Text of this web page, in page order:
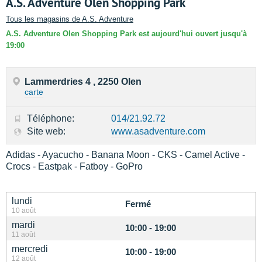
Tous les magasins de A.S. Adventure
A.S. Adventure Olen Shopping Park est aujourd'hui ouvert jusqu'à
19:00
lundi
10 août
Fermé
mardi
11 août
10:00 - 19:00
mercredi
12 août
10:00 - 19:00
Lammerdries 4 , 2250 Olen
carte
Téléphone:
014/21.92.72
Site web:
www.asadventure.com
Adidas - Ayacucho - Banana Moon - CKS - Camel Active -
Crocs - Eastpak - Fatboy - GoPro